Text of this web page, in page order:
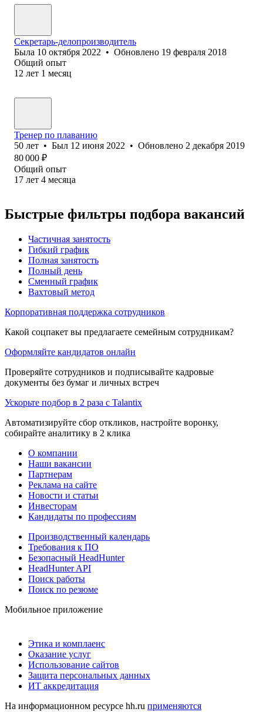
Секретарь-делопроизводитель
Была 10 октября 2022 • Обновлено 19 февраля 2018
Общий опыт
12 лет 1 месяц
Тренер по плаванию
50 лет • Был 12 июня 2022 • Обновлено 2 декабря 2019
80 000 ₽
Общий опыт
17 лет 4 месяца
Быстрые фильтры подбора вакансий
Частичная занятость
Гибкий график
Полная занятость
Полный день
Сменный график
Вахтовый метод
Корпоративная поддержка сотрудников
Какой соцпакет вы предлагаете семейным сотрудникам?
Оформляйте кандидатов онлайн
Проверяйте сотрудников и подписывайте кадровые
документы без бумаг и личных встреч
Ускорьте подбор в 2 раза с Talantix
Автоматизируйте сбор откликов, настройте воронку,
собирайте аналитику в 2 клика
О компании
Наши вакансии
Партнерам
Реклама на сайте
Новости и статьи
Инвесторам
Кандидаты по профессиям
Производственный календарь
Требования к ПО
Безопасный HeadHunter
HeadHunter API
Поиск работы
Поиск по резюме
Мобильное приложение
Этика и комплаенс
Оказание услуг
Использование сайтов
Защита персональных данных
ИТ аккредитация
На информационном ресурсе hh.ru применяются